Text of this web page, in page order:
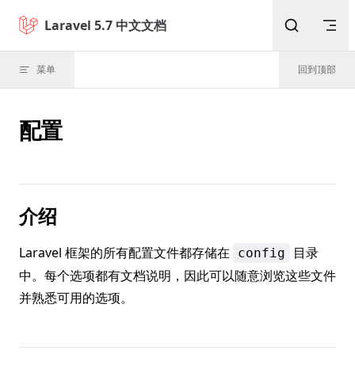
Skip to content
Laravel 5.7 中文文档
菜单 回到顶部
配置
介绍
Laravel 框架的所有配置文件都存储在 config
目录
中。每个选项都有文档说明，因此可以随意浏览这些文件
并熟悉可用的选项。